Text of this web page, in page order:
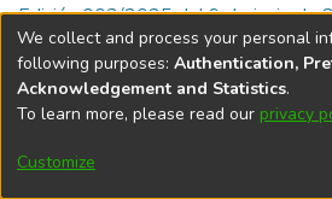
Edición 003/2025 del 9 de junio de
Universidad Nacional
We collect and process your personal
following purposes: Authentication,
Acknowledgement and Statistics.
To learn more, please read our privacy
Customize